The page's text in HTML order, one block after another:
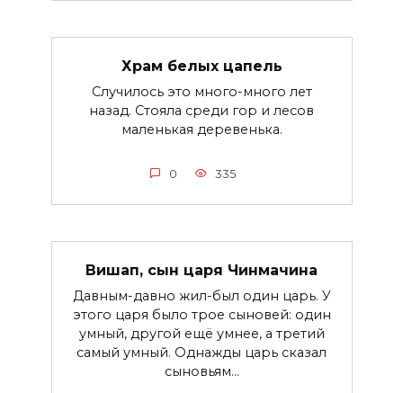
Храм белых цапель
Случилось это много-много лет
назад. Стояла среди гор и лесов
маленькая деревенька.
0 335
Вишап, сын царя Чинмачина
Давным-давно жил-был один царь. У
этого царя было трое сыновей: один
умный, другой ещё умнее, а третий
самый умный. Однажды царь сказал
сыновьям...